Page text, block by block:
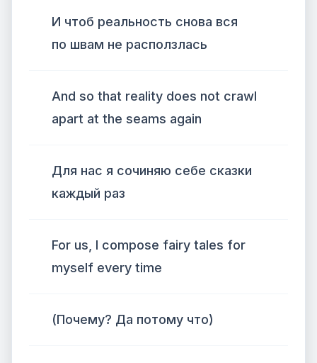
И чтоб реальность снова вся
по швам не расползлась
And so that reality does not crawl
apart at the seams again
Для нас я сочиняю себе сказки
каждый раз
For us, I compose fairy tales for
myself every time
(Почему? Да потому что)